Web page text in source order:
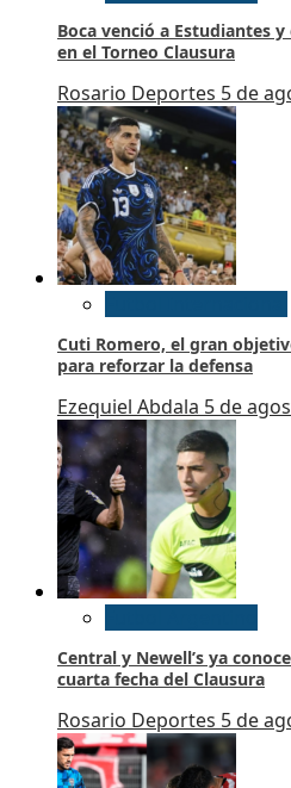
Boca venció a Estudiantes
en el Torneo Clausura
Rosario Deportes 5 de
Cuti Romero, el gran
para reforzar la defensa
Ezequiel Abdala 5 de
Central y Newell’s ya
cuarta fecha del Clausura
Rosario Deportes 5 de